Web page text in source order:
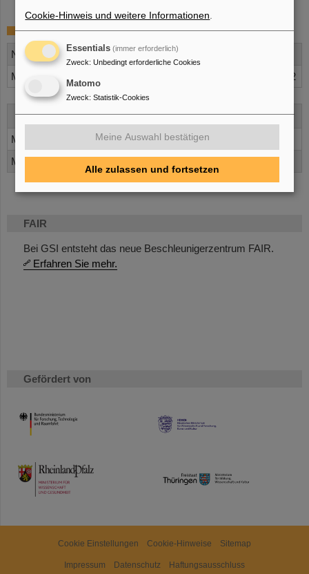
FAIR
Bei GSI entsteht das neue Beschleunigerzentrum FAIR.
Erfahren Sie mehr.
Gefördert von
HMWK
TMWWDG
Single gap resonators (ER’s)
Number
Max. effective Beschleunigungsspannung [MV pro ER]
1,2
130Xe21+ 238U28+ 20Ne7+
Max. Acceleration Voltage [MeV/u] 2,9
Max. Beam Energy [MeV/u]
Cookie Einstellungen Cookie-Hinweise Sitemap
Impressum Datenschutz Haftungsausschluss
Cookie-Hinweis und weitere Informationen
Essentials (immer erforderlich)
Zweck: Unbedingt erforderliche Cookies
Matomo
Zweck: Statistik-Cookies
Meine Auswahl bestätigen
Alle zulassen und fortsetzen